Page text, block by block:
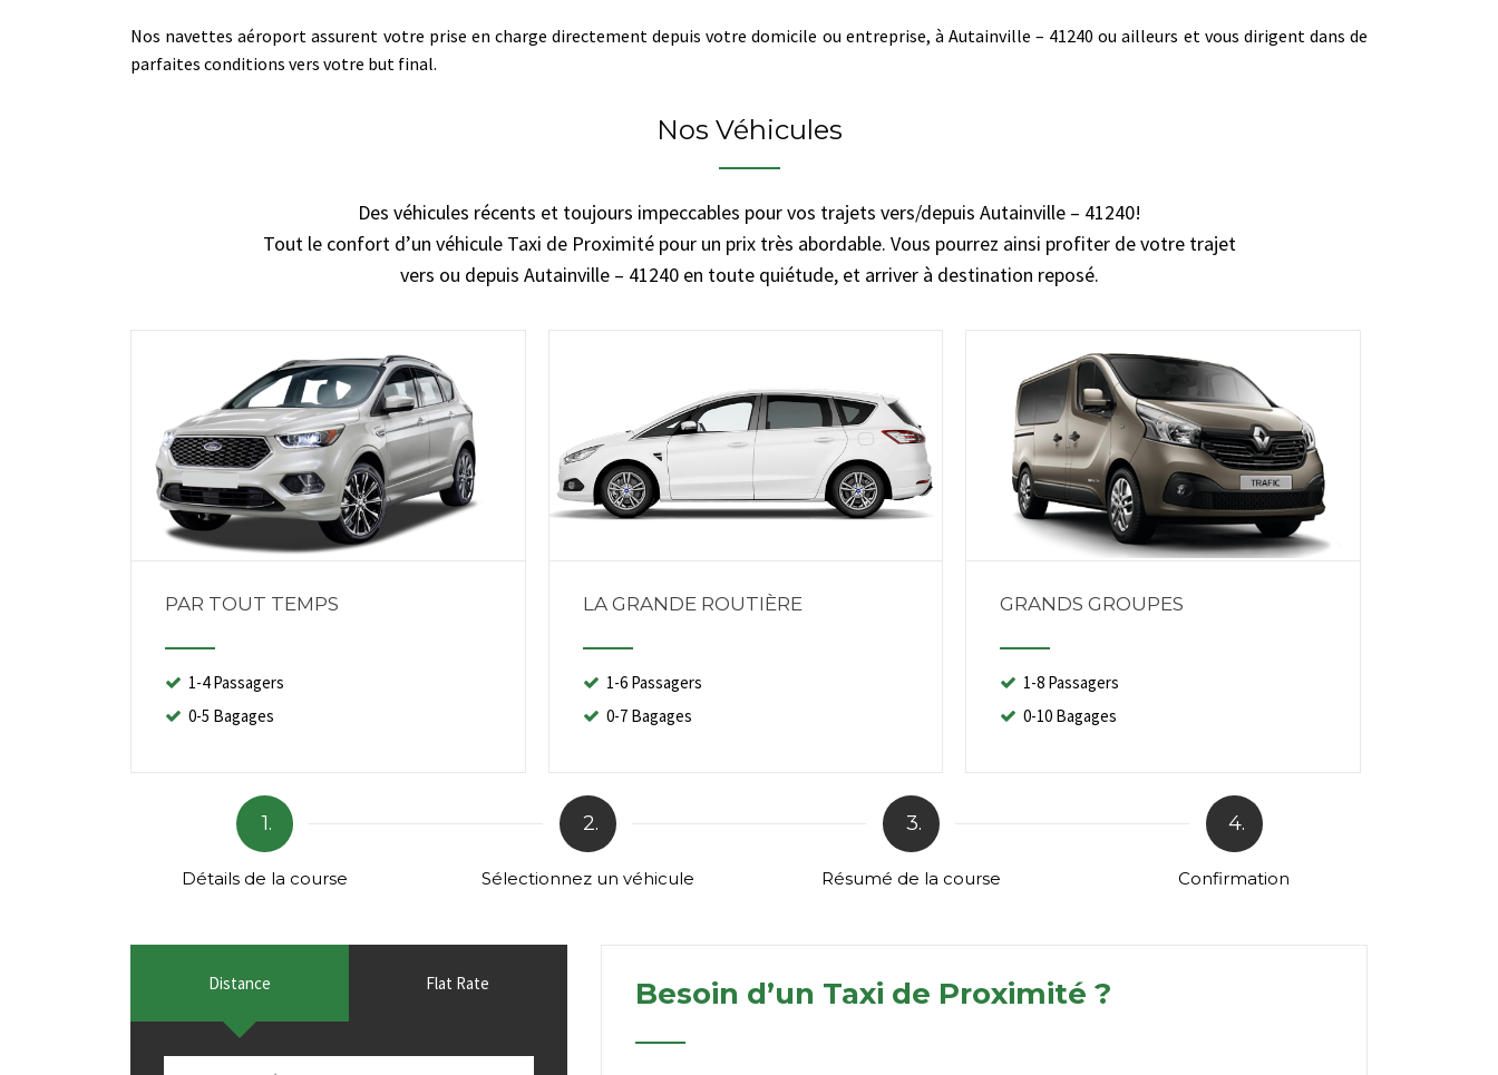
Nos navettes aéroport assurent votre prise en charge directement depuis votre domicile ou entreprise, à Autainville – 41240 ou ailleurs et vous dirigent dans de
parfaites conditions vers votre but final.
Nos Véhicules
Des véhicules récents et toujours impeccables pour vos trajets vers/depuis Autainville – 41240!
Tout le confort d’un véhicule Taxi de Proximité pour un prix très abordable. Vous pourrez ainsi profiter de votre trajet
vers ou depuis Autainville – 41240 en toute quiétude, et arriver à destination reposé.
PAR TOUT TEMPS
1-4 Passagers
0-5 Bagages
LA GRANDE ROUTIÈRE
1-6 Passagers
0-7 Bagages
GRANDS GROUPES
1-8 Passagers
0-10 Bagages
1.
Détails de la course
2.
Sélectionnez un véhicule
3.
Résumé de la course
4.
Confirmation
Distance Flat Rate Besoin d’un Taxi de Proximité ?